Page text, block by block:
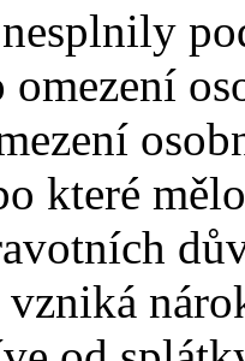
omezení
které
vzniká